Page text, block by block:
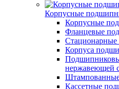
Корпусные
Корпусные
Фланцевые
Корпуса
нержавеющей
Кассетные